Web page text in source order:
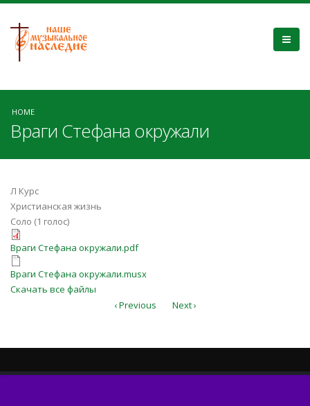
HOME
Враги Стефана окружали
Л Курс
Христианская жизнь
Соло (1 голос)
Враги Стефана окружали.pdf
Враги Стефана окружали.pdf
Враги Стефана окружали.musx
Враги Стефана окружали.musx
Скачать все файлы
‹ Previous
Next ›